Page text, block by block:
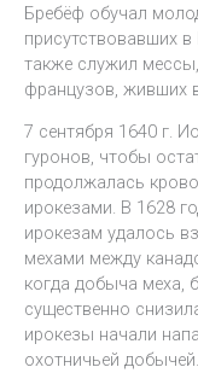
Бребёф обучал
присутствовавших в
также служил
французов, живших
7 сентября 1640 г.
гуронов, чтобы
продолжалась
ирокезами. В 1628
ирокезам удалось
мехами между
когда добыча меха,
существенно
ирокезы начали
охотничьей